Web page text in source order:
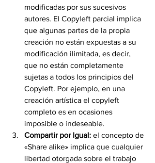
modificadas por sus sucesivos
autores. El Copyleft parcial implica
que algunas partes de la propia
creación no están expuestas a su
modificación ilimitada, es decir,
que no están completamente
sujetas a todos los principios del
Copyleft. Por ejemplo, en una
creación artística el copyleft
completo es en ocasiones
imposible o indeseable.
Compartir por Igual: el concepto de
«Share alike» implica que cualquier
libertad otorgada sobre el trabajo